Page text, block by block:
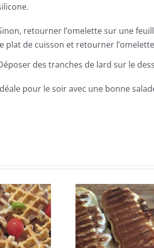
retourner l’omelette sur une
plat de cuisson et retourner
des tranches de lard sur le
pour le soir avec une bonne